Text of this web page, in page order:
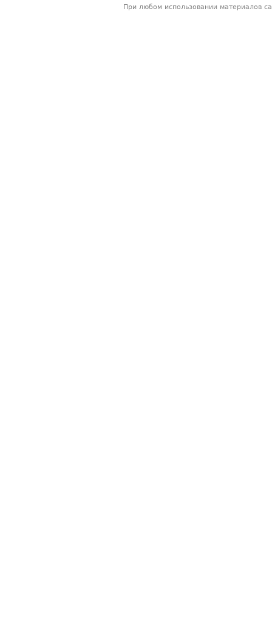
При любом использовании материалов